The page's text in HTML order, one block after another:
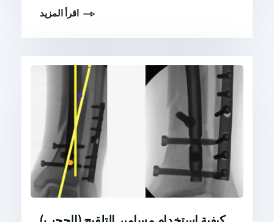
اقرأ المزيد